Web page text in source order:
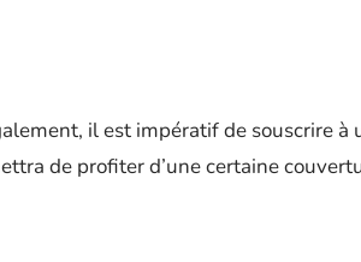
il est impératif de souscrire à
de profiter d’une certaine